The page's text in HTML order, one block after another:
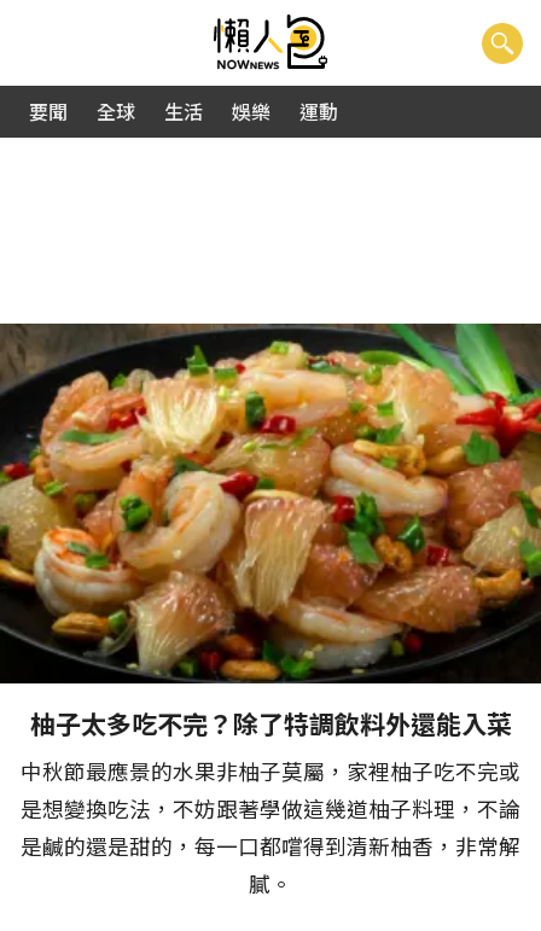
要聞 全球 生活 娛樂 運動
柚子太多吃不完？除了特調飲料外還能入菜
中秋節最應景的水果非柚子莫屬，家裡柚子吃不完或
是想變換吃法，不妨跟著學做這幾道柚子料理，不論
是鹹的還是甜的，每一口都嚐得到清新柚香，非常解
膩。